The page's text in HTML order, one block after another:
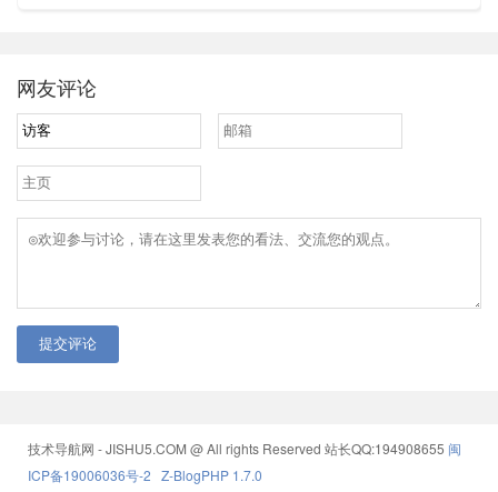
网友评论
提交评论
技术导航网 - JISHU5.COM @ All rights Reserved 站长QQ:194908655 闽
ICP备19006036号-2 Z-BlogPHP 1.7.0